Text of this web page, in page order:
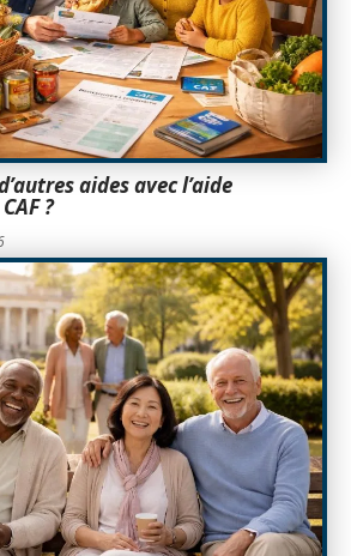
aides avec l’aide
?